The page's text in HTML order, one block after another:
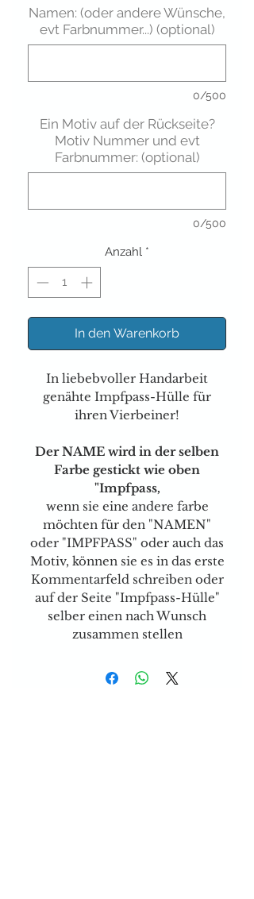
Namen: (oder andere Wünsche,
evt Farbnummer...) (optional)
0/500
Ein Motiv auf der Rückseite?
Motiv Nummer und evt
Farbnummer: (optional)
0/500
Anzahl *
In den Warenkorb
In liebebvoller Handarbeit
genähte Impfpass-Hülle für
ihren Vierbeiner!
Der NAME wird in der selben
Farbe gestickt wie oben
"Impfpass,
wenn sie eine andere farbe
möchten für den "NAMEN"
oder "IMPFPASS" oder auch das
Motiv, können sie es in das erste
Kommentarfeld schreiben oder
auf der Seite "Impfpass-Hülle"
selber einen nach Wunsch
zusammen stellen